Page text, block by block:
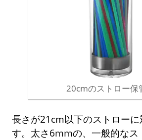
20cmのストロー保
長さが21cm以下のストローに
す。太さ6mmの、一般的なス